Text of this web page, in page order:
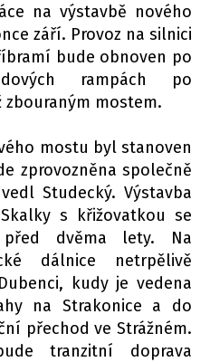
na výstavbě nového
září. Provoz na silnici
bude obnoven po
rampách po
mostem.
mostu byl stanoven
zprovozněna společně
Studecký. Výstavba
s křižovatkou se
dvěma lety. Na
dálnice netrpělivě
kudy je vedena
na Strakonice a do
přechod ve Strážném.
tranzitní doprava